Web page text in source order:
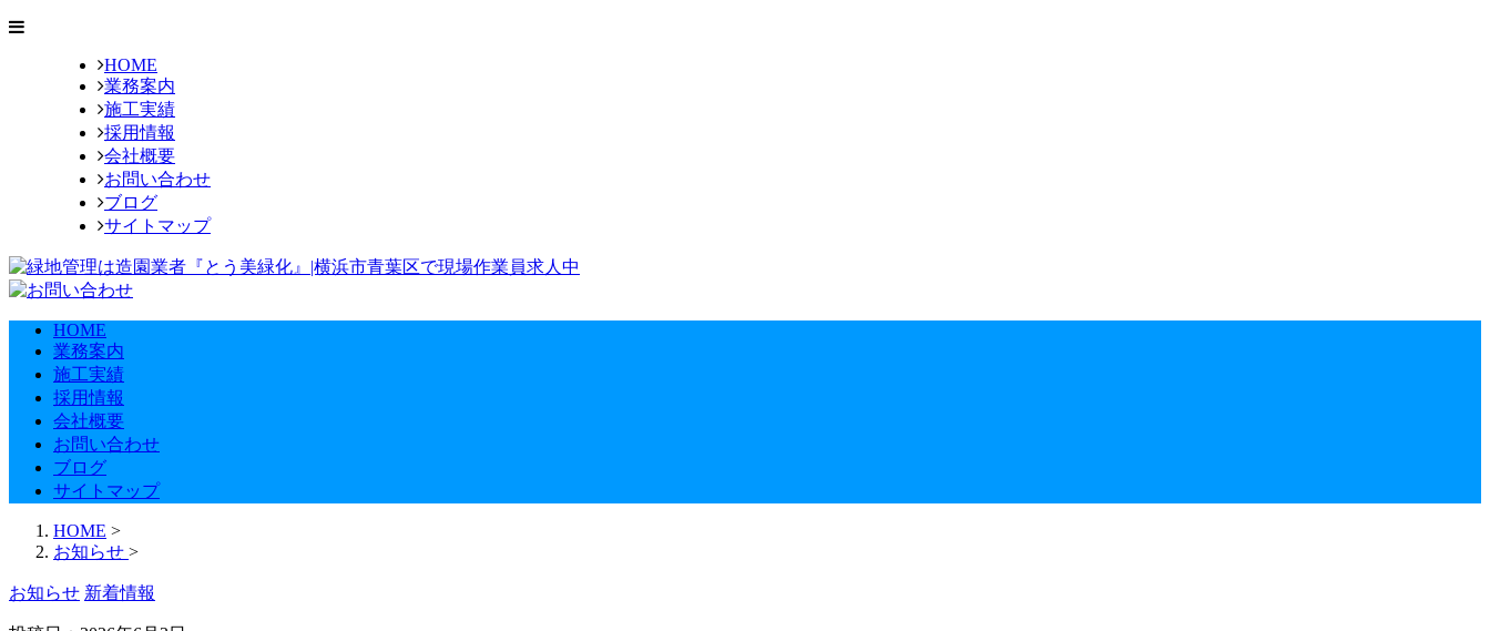
HOME
業務案内
施工実績
採用情報
会社概要
お問い合わせ
ブログ
サイトマップ
HOME
業務案内
施工実績
採用情報
会社概要
お問い合わせ
ブログ
サイトマップ
HOME >
お知らせ >
お知らせ 新着情報